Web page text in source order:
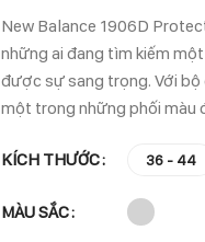
New Balance 1906D
những ai đang tìm kiếm
được sự sang trọng. Với bộ
một trong những phối màu
KÍCH THƯỚC 36 - 44
MÀU SẮC